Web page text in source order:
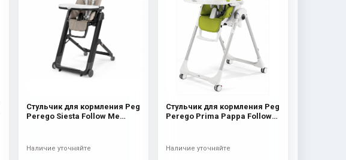
Стульчик для кормления Peg
Perego Siesta Follow Me
Наличие уточняйте
Стульчик для кормления Peg
Perego Prima Pappa Follow
Наличие уточняйте